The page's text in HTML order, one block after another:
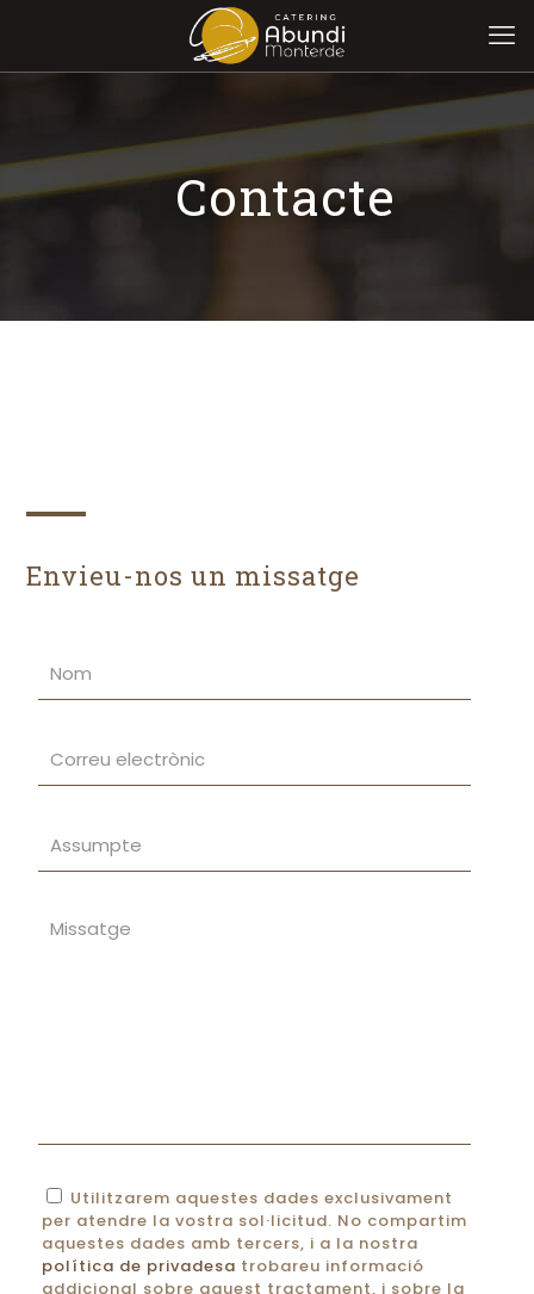
Contacte
Envieu-nos un missatge
Utilitzarem aquestes dades exclusivament
per atendre la vostra sol·licitud. No compartim
aquestes dades amb tercers, i a la nostra
política de privadesa trobareu informació
addicional sobre aquest tractament, i sobre la